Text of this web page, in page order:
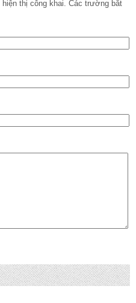
thị công khai. Các trường bắt